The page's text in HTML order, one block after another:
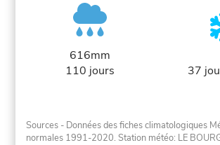
616mm
110 jours
37
Sources - Données des fiches climatologiques
normales 1991-2020. Station météo: LE